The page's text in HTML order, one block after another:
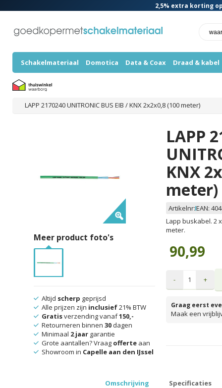
2,5% extra korting
Schakelmateriaal Domotica Data & Coax Draad & kabel
LAPP 2170240 UNITRONIC BUS EIB / KNX 2x2x0,8 (100 meter)
LAPP
KNX
meter)
Artikelnr:EAN:
Lapp buskabel. 2
meter.
90,99
- +
Graag eerst
Maak een
Meer product foto's
Altijd scherp geprijsd
Alle prijzen zijn inclusief21% BTW
Gratisverzending vanaf150,-
Retourneren binnen 30dagen
Minimaal 2 jaargarantie
Grote aantallen? Vraag offerteaan
Showroom in Capelle aan den IJssel
Omschrijving Specificaties